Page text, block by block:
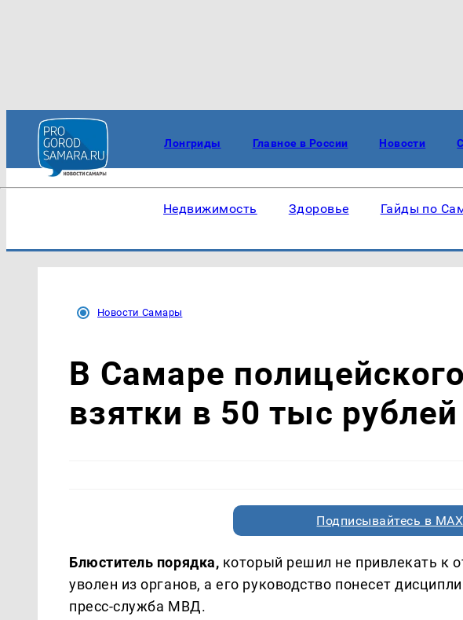
Лонгриды Главное в России Новости
Недвижимость Здоровье Гайды по
Новости Самары
В Самаре
взятки в 50 тыс рублей
Подписывайтесь в MAX
Блюститель порядка, который решил не привлекать к
уволен из органов, а его руководство понесет
пресс-служба МВД.